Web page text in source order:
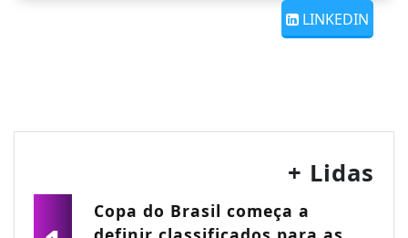
LINKEDIN
+ Lidas
Copa do Brasil começa a